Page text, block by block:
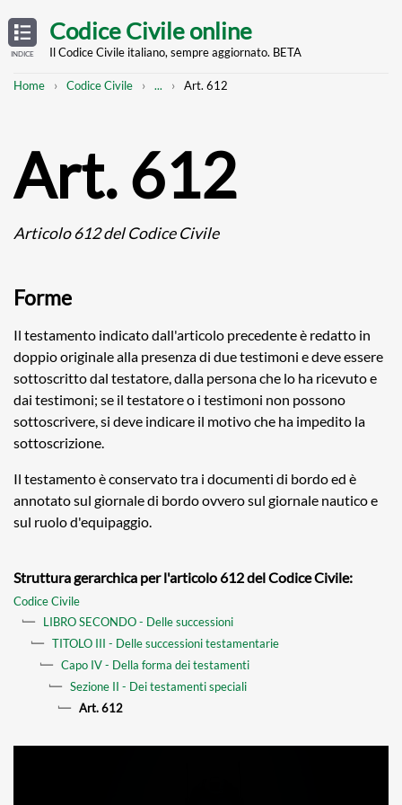
TABLE
OF
CONTENTS
INDICE
main
Codice Civile online
Il Codice Civile italiano, sempre aggiornato. BETA
Breadcrumb
Home Codice Civile
Mostra
... Art. 612
Art. 612
Articolo 612 del Codice Civile
Forme
Il testamento indicato dall'articolo precedente è redatto in
doppio originale alla presenza di due testimoni e deve essere
sottoscritto dal testatore, dalla persona che lo ha ricevuto e
dai testimoni; se il testatore o i testimoni non possono
sottoscrivere, si deve indicare il motivo che ha impedito la
sottoscrizione.
Il testamento è conservato tra i documenti di bordo ed è
annotato sul giornale di bordo ovvero sul giornale nautico e
sul ruolo d'equipaggio.
Struttura gerarchica per l'articolo 612 del Codice Civile:
Codice Civile
LIBRO SECONDO - Delle successioni
TITOLO III - Delle successioni testamentarie
Capo IV - Della forma dei testamenti
Sezione II - Dei testamenti speciali
Art. 612